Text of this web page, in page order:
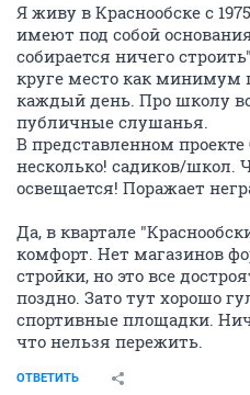
Я живу в Краснообске с
имеют под собой
собирается ничего
круге место как минимум
каждый день. Про школу
публичные слушанья.
В представленном
несколько! садиков/школ.
освещается! Поражает
Да, в квартале
комфорт. Нет магазинов
стройки, но это все
поздно. Зато тут хорошо
спортивные площадки.
что нельзя пережить.
ОТВЕТИТЬ